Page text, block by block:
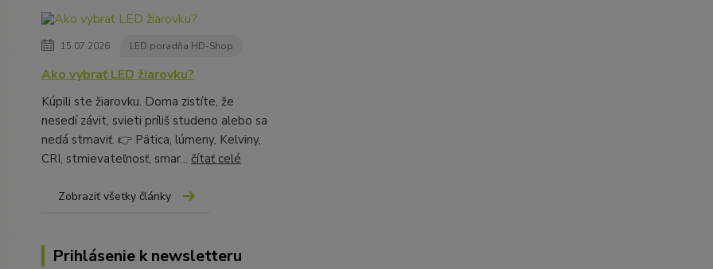
15.07.2026 LED poradňa HD-Shop
Ako vybrať LED žiarovku?
Kúpili ste žiarovku. Doma zistíte, že
nesedí závit, svieti príliš studeno alebo sa
nedá stmaviť. 👉 Pätica, lúmeny, Kelviny,
CRI, stmievateľnosť, smar... čítať celé
Zobraziť všetky články
Prihlásenie k newsletteru